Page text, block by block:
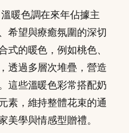
溫暖色調在來年佔據主
希望與療癒氛圍的深切
式的暖色，例如桃色、
透過多層次堆疊，營造
這些溫暖色彩常搭配奶
素，維持整體花束的通
美學與情感型贈禮。